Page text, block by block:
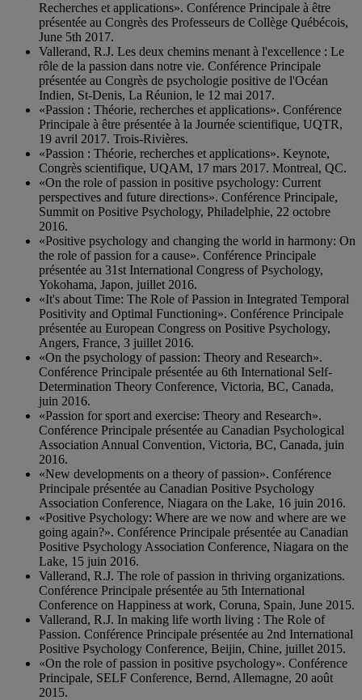
Recherches et applications». Conférence Principale à être
présentée au Congrès des Professeurs de Collège Québécois,
June 5th 2017.
Vallerand, R.J. Les deux chemins menant à l'excellence : Le
rôle de la passion dans notre vie. Conférence Principale
présentée au Congrès de psychologie positive de l'Océan
Indien, St-Denis, La Réunion, le 12 mai 2017.
«Passion : Théorie, recherches et applications». Conférence
Principale à être présentée à la Journée scientifique, UQTR,
19 avril 2017. Trois-Rivières.
«Passion : Théorie, recherches et applications». Keynote,
Congrès scientifique, UQAM, 17 mars 2017. Montreal, QC.
«On the role of passion in positive psychology: Current
perspectives and future directions». Conférence Principale,
Summit on Positive Psychology, Philadelphie, 22 octobre
2016.
«Positive psychology and changing the world in harmony: On
the role of passion for a cause». Conférence Principale
présentée au 31st International Congress of Psychology,
Yokohama, Japon, juillet 2016.
«It's about Time: The Role of Passion in Integrated Temporal
Positivity and Optimal Functioning». Conférence Principale
présentée au European Congress on Positive Psychology,
Angers, France, 3 juillet 2016.
«On the psychology of passion: Theory and Research».
Conférence Principale présentée au 6th International Self-
Determination Theory Conference, Victoria, BC, Canada,
juin 2016.
«Passion for sport and exercise: Theory and Research».
Conférence Principale présentée au Canadian Psychological
Association Annual Convention, Victoria, BC, Canada, juin
2016.
«New developments on a theory of passion». Conférence
Principale présentée au Canadian Positive Psychology
Association Conference, Niagara on the Lake, 16 juin 2016.
«Positive Psychology: Where are we now and where are we
going again?». Conférence Principale présentée au Canadian
Positive Psychology Association Conference, Niagara on the
Lake, 15 juin 2016.
Vallerand, R.J. The role of passion in thriving organizations.
Conférence Principale présentée au 5th International
Conference on Happiness at work, Coruna, Spain, June 2015.
Vallerand, R.J. In making life worth living : The Role of
Passion. Conférence Principale présentée au 2nd International
Positive Psychology Conference, Beijin, Chine, juillet 2015.
«On the role of passion in positive psychology». Conférence
Principale, SELF Conference, Bernd, Allemagne, 20 août
2015.